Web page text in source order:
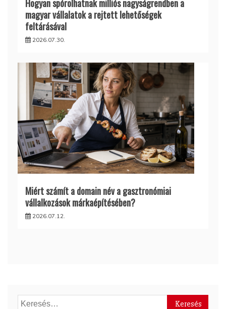
Hogyan spórolhatnak milliós nagyságrendben a
magyar vállalatok a rejtett lehetőségek
feltárásával
2026.07.30.
Miért számít a domain név a gasztronómiai
vállalkozások márkaépítésében?
2026.07.12.
Keresés: